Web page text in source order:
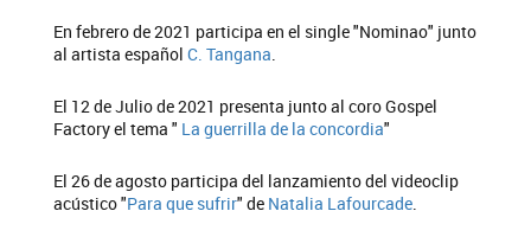
En febrero de 2021 participa en el single "Nominao" junto
al artista español C. Tangana.
El 12 de Julio de 2021 presenta junto al coro Gospel
Factory el tema " La guerrilla de la concordia"
El 26 de agosto participa del lanzamiento del videoclip
acústico "Para que sufrir" de Natalia Lafourcade.